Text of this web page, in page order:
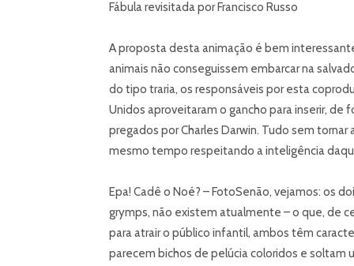
Fábula revisitada por Francisco Russo
A proposta desta animação é bem
animais não conseguissem embarcar na
do tipo traria, os responsáveis por esta
Unidos aproveitaram o gancho para inserir,
pregados por Charles Darwin. Tudo sem
mesmo tempo respeitando a inteligência
Epa! Cadê o Noé? – FotoSenão, vejamos: os
grymps, não existem atualmente – o que, de
para atrair o público infantil, ambos têm
parecem bichos de pelúcia coloridos e soltam